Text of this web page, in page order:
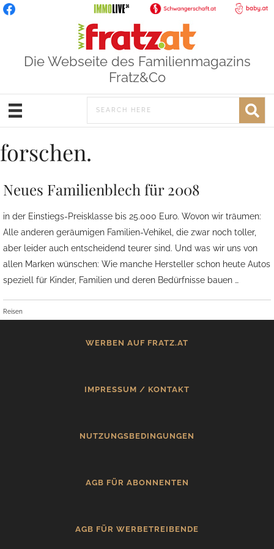
Die Webseite des Familienmagazins
Fratz&Co
forschen.
Neues Familienblech für 2008
in der Einstiegs-Preisklasse bis 25.000 Euro. Wovon wir träumen:
Alle anderen geräumigen Familien-Vehikel, die zwar noch toller,
aber leider auch entscheidend teurer sind. Und was wir uns von
allen Marken wünschen: Wie manche Hersteller schon heute Autos
speziell für Kinder, Familien und deren Bedürfnisse bauen …
Reisen
WERBEN AUF FRATZ.AT
IMPRESSUM / KONTAKT
NUTZUNGSBEDINGUNGEN
AGB FÜR ABONNENTEN
AGB FÜR WERBETREIBENDE